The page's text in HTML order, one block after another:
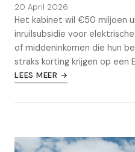
20 April 2026
Het kabinet wil €50 miljoen
inruilsubsidie voor
of middeninkomen die hun
straks korting krijgen op een
LEES MEER →